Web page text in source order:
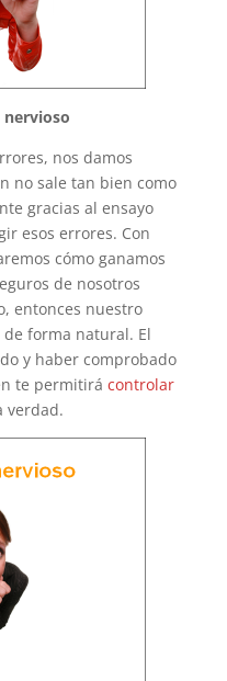
nervioso
nos damos
no sale tan bien como
gracias al ensayo
esos errores. Con
cómo ganamos
de nosotros
entonces nuestro
forma natural. El
y haber comprobado
te permitirá controlar
verdad.